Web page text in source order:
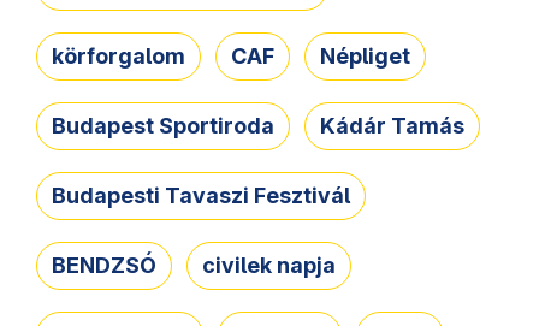
körforgalom CAF Népliget
Budapest Sportiroda Kádár Tamás
Budapesti Tavaszi Fesztivál
BENDZSÓ civilek napja